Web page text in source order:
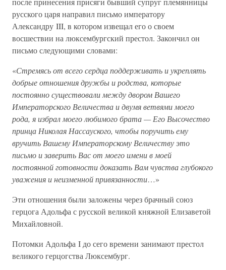
русского царя направил письмо императору
Александру III, в котором извещал его о своем
восшествии на люксембургский престол. Закончил он
письмо следующими словами:
«Стремясь от всего сердца поддерживать и укреплять
добрые отношения дружбы и родства, которые
постоянно существовали между двором Вашего
Императорского Величества и двумя ветвями моего
рода, я избрал моего любимого брата — Его Высочество
принца Николая Нассауского, чтобы поручить ему
вручить Вашему Императорскому Величеству это
письмо и заверить Вас от моего имени в моей
постоянной готовности доказать Вам чувства глубокого
уважения и неизменной привязанности…»
Эти отношения были заложены через брачный союз
герцога Адольфа с русской великой княжной Елизаветой
Михайловной.
Потомки Адольфа I до сего времени занимают престол
великого герцогства Люксембург.